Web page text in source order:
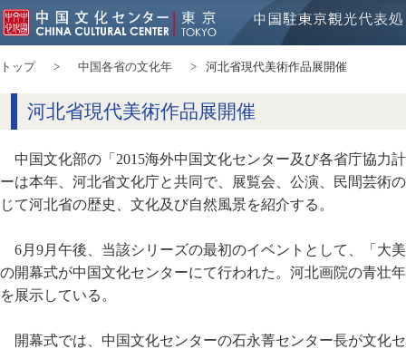
トップ 中国各省の文化年 河北省現代美術作品展開催
河北省現代美術作品展開催
中国文化部の「2015海外中国文化センター及び各省庁協力
ーは本年、河北省文化庁と共同で、展覧会、公演、民間芸術
じて河北省の歴史、文化及び自然風景を紹介する。
6月9月午後、当該シリーズの最初のイベントとして、「大
の開幕式が中国文化センターにて行われた。河北画院の青壮
を展示している。
開幕式では、中国文化センターの石永菁センター長が文化